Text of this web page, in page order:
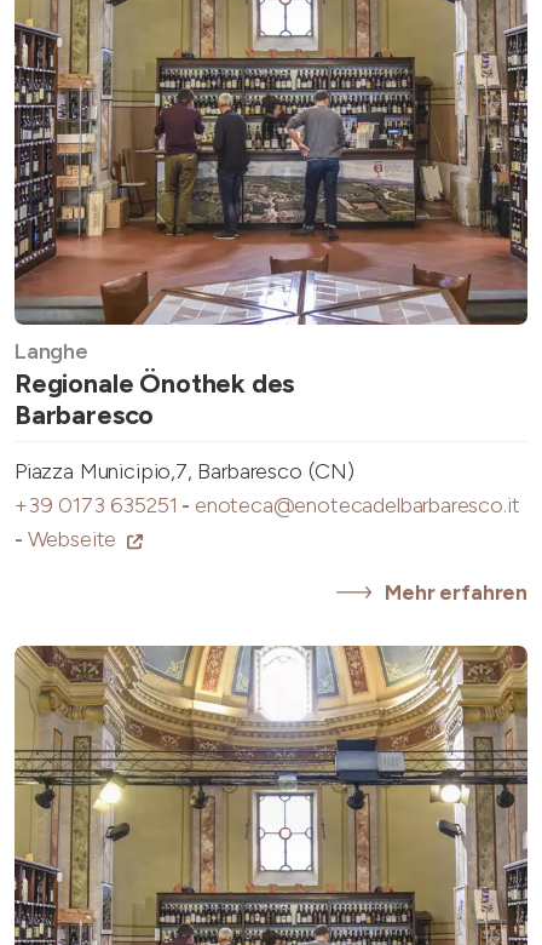
Langhe
Regionale Önothek des
Barbaresco
Piazza Municipio,7, Barbaresco (CN)
+39 0173 635251 - enoteca@enotecadelbarbaresco.it
- Webseite
Mehr erfahren